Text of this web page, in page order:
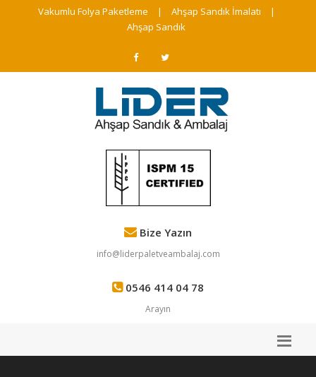
Vakumlu Folya Paketleme | Ahşap Sandık İmalatı
|
Ahşap Sandık
Bize Yazın
info@liderpaletveambalaj.com
0546 414 04 78
Arayın